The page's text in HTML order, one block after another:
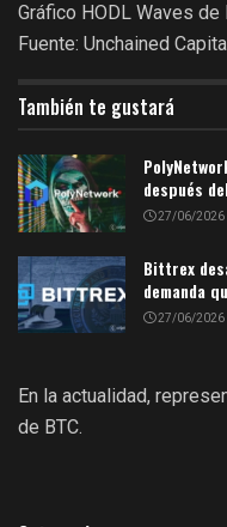
Gráfico HODL Waves
Fuente: Unchained Capital
También te gustará
después
27/06/2026
Bittrex
demanda
27/06/2026
En la actualidad,
de BTC.